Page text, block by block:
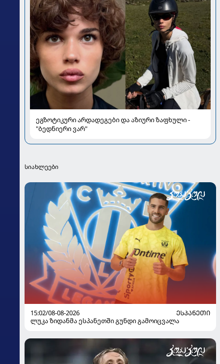
ეგზოტიკური არდადეგები და აზიური ზაფხული -
"ბედნიერი ვარ"
სიახლეები
15:02/08-08-2026
ᲔᲡᲞᲐᲜᲔᲗᲘ
ლუკა ზიდანმა ესპანეთში გუნდი გამოიცვალა